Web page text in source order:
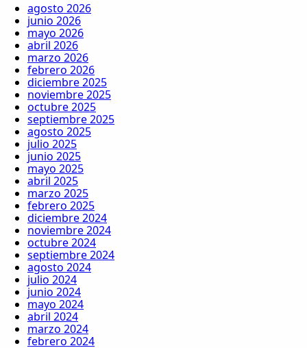
agosto 2026
junio 2026
mayo 2026
abril 2026
marzo 2026
febrero 2026
diciembre 2025
noviembre 2025
octubre 2025
septiembre 2025
agosto 2025
julio 2025
junio 2025
mayo 2025
abril 2025
marzo 2025
febrero 2025
diciembre 2024
noviembre 2024
octubre 2024
septiembre 2024
agosto 2024
julio 2024
junio 2024
mayo 2024
abril 2024
marzo 2024
febrero 2024